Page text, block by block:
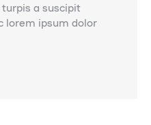
a suscipit
lorem ipsum dolor